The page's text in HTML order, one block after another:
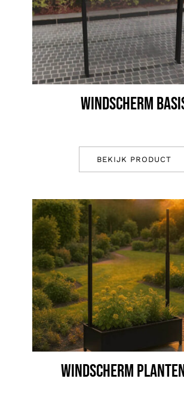
WINDSCHERM
BEKIJK PRODUCT
WINDSCHERM